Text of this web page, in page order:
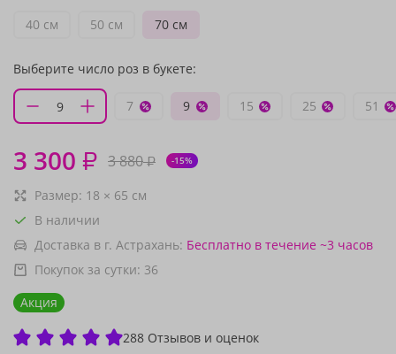
40 см
50 см 70 см
Выберите число роз в букете:
7 9 15 25 51
3 300 ₽ 3 880₽ -15%
Размер: 18 × 65 см
В наличии
Доставка в г. Астрахань: Бесплатно в течение ~3 часов
Покупок за сутки: 36
Акция
288 Отзывов и оценок